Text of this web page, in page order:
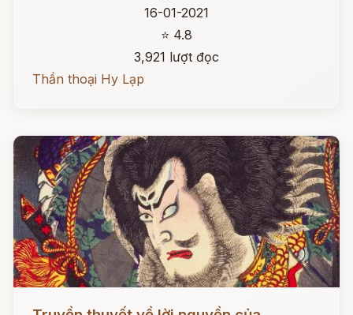
16-01-2021
⭐ 4.8
3,921 lượt đọc
Thần thoại Hy Lạp
Đọc ngay